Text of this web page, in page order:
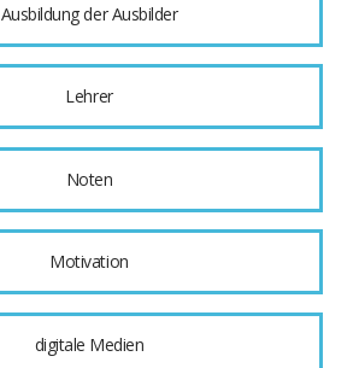
Ausbildung der Ausbilder
Lehrer
Noten
Motivation
digitale Medien